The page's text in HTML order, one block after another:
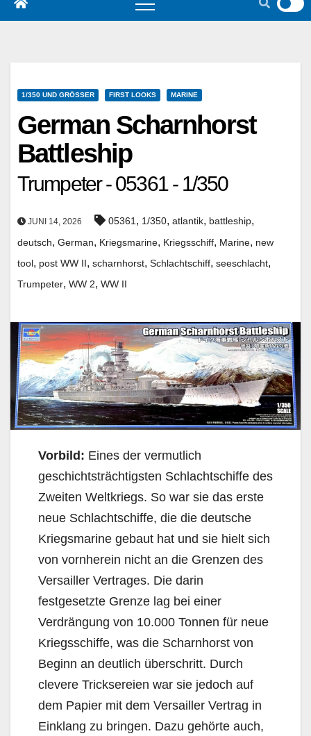
1/350 UND GRÖSSER FIRST LOOKS MARINE
German Scharnhorst
Battleship
Trumpeter - 05361 - 1/350
JUNI 14, 2026 05361 , 1/350, atlantik, battleship,
deutsch, German, Kriegsmarine, Kriegsschiff, Marine, new
tool, post WW II, scharnhorst, Schlachtschiff, seeschlacht,
Trumpeter, WW 2, WW II
Vorbild: Eines der vermutlich
geschichtsträchtigsten Schlachtschiffe des
Zweiten Weltkriegs. So war sie das erste
neue Schlachtschiffe, die die deutsche
Kriegsmarine gebaut hat und sie hielt sich
von vornherein nicht an die Grenzen des
Versailler Vertrages. Die darin
festgesetzte Grenze lag bei einer
Verdrängung von 10.000 Tonnen für neue
Kriegsschiffe, was die Scharnhorst von
Beginn an deutlich überschritt. Durch
clevere Tricksereien war sie jedoch auf
dem Papier mit dem Versailler Vertrag in
Einklang zu bringen. Dazu gehörte auch,